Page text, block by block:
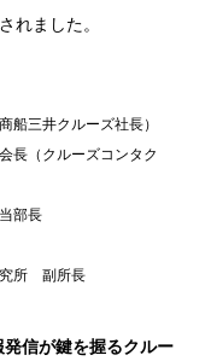
れました。
三井クルーズ社長）
長（クルーズコンタク
部長
所　副所長
信が鍵を握るクルー